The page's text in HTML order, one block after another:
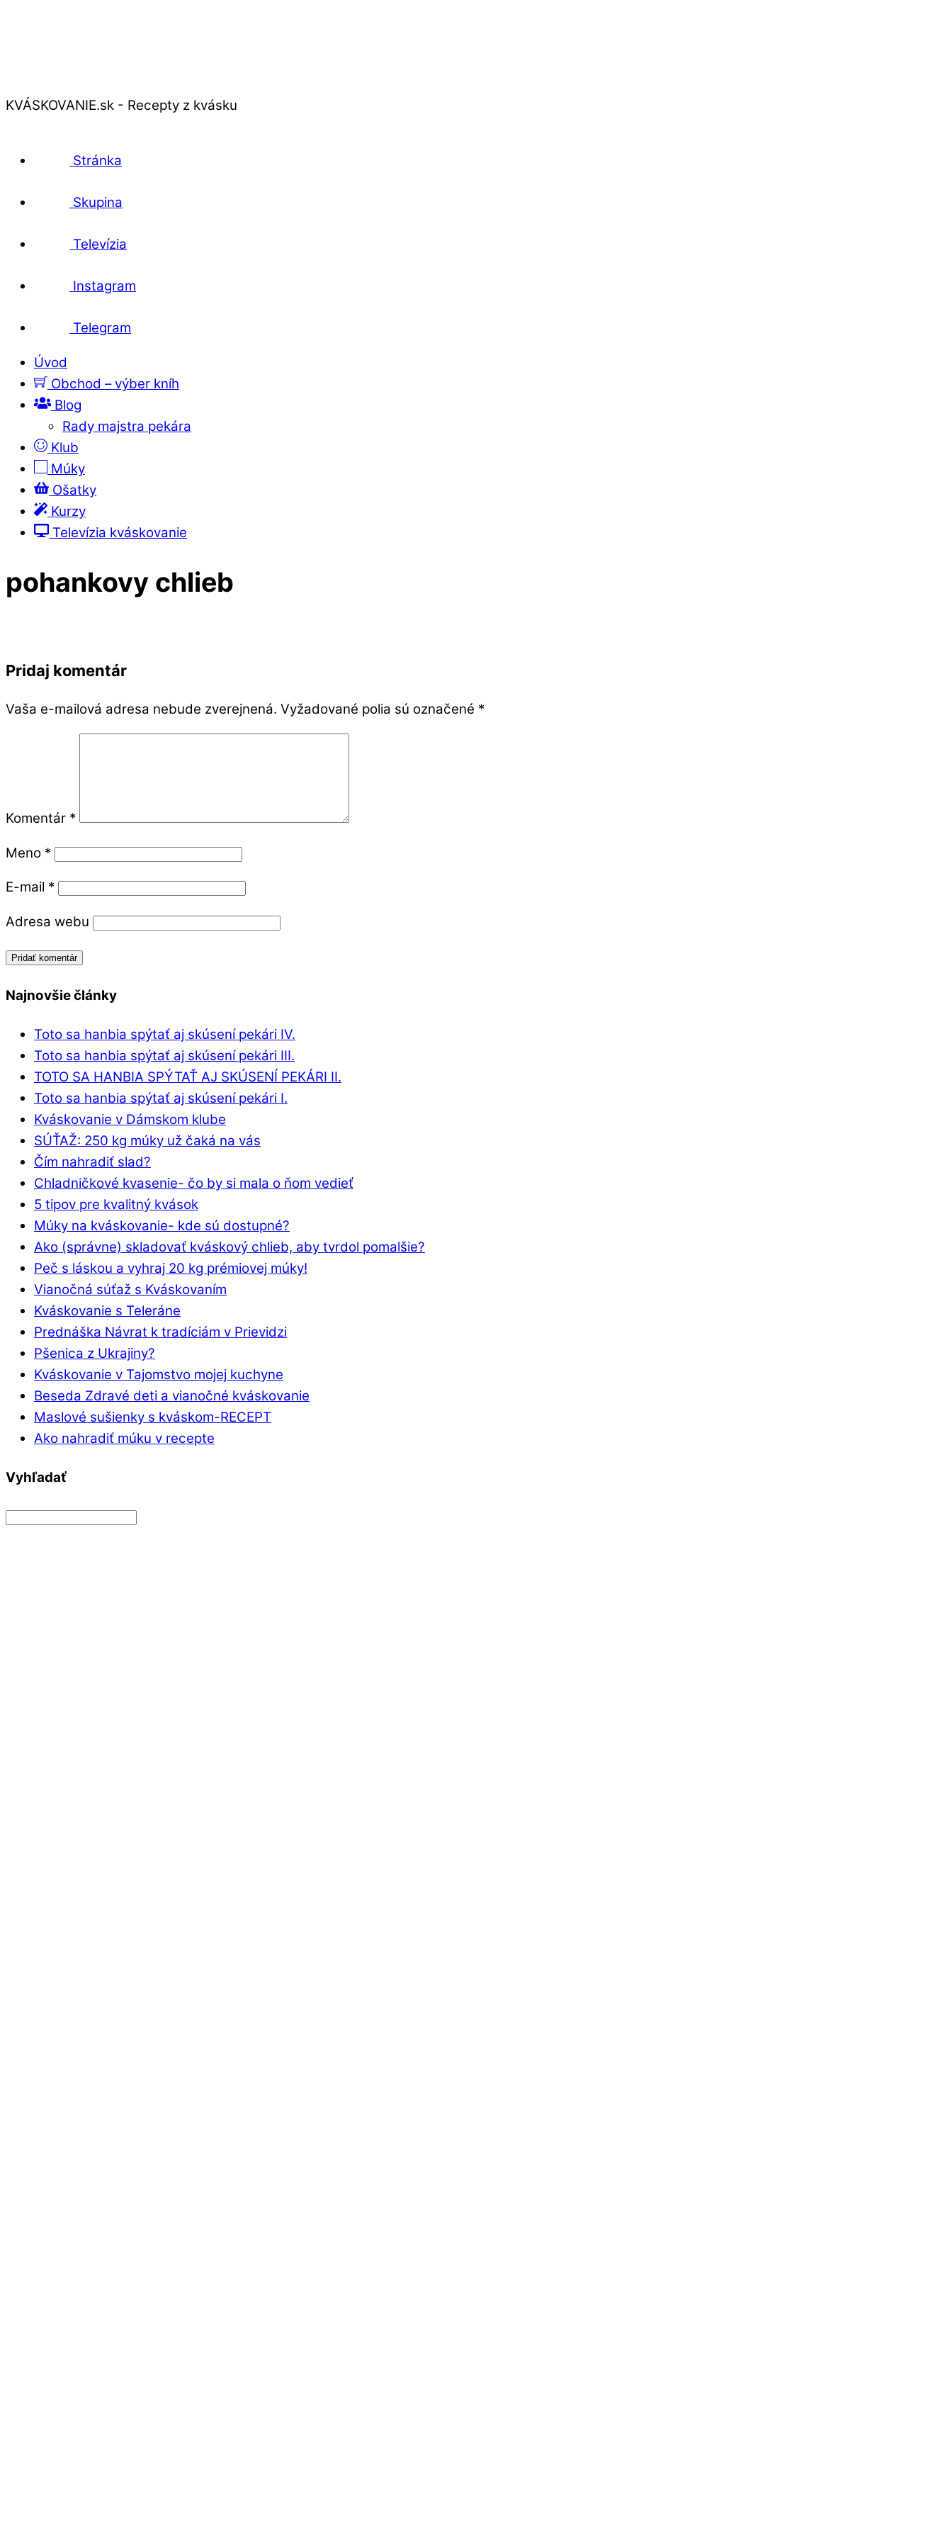
KVÁSKOVANIE.sk - Recepty z kvásku
Stránka
Skupina
Televízia
Instagram
Telegram
Úvod
Obchod – výber kníh
Blog
Rady majstra pekára
Klub
Múky
Ošatky
Kurzy
Televízia kváskovanie
pohankovy chlieb
Pridaj komentár
Vaša e-mailová adresa nebude zverejnená. Vyžadované polia sú označené *
Komentár *
Meno *
E-mail *
Adresa webu
Najnovšie články
Toto sa hanbia spýtať aj skúsení pekári IV.
Toto sa hanbia spýtať aj skúsení pekári III.
TOTO SA HANBIA SPÝTAŤ AJ SKÚSENÍ PEKÁRI II.
Toto sa hanbia spýtať aj skúsení pekári I.
Kváskovanie v Dámskom klube
SÚŤAŽ: 250 kg múky už čaká na vás
Čím nahradiť slad?
Chladničkové kvasenie- čo by si mala o ňom vedieť
5 tipov pre kvalitný kvások
Múky na kváskovanie- kde sú dostupné?
Ako (správne) skladovať kváskový chlieb, aby tvrdol pomalšie?
Peč s láskou a vyhraj 20 kg prémiovej múky!
Vianočná súťaž s Kváskovaním
Kváskovanie s Teleráne
Prednáška Návrat k tradíciám v Prievidzi
Pšenica z Ukrajiny?
Kváskovanie v Tajomstvo mojej kuchyne
Beseda Zdravé deti a vianočné kváskovanie
Maslové sušienky s kváskom-RECEPT
Ako nahradiť múku v recepte
Vyhľadať